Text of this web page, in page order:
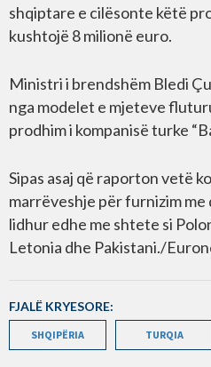
shqiptare e cilësonte këtë
kushtojë 8 milionë euro.
Ministri i brendshëm Bledi
nga modelet e mjeteve
prodhim i kompanisë turke
Sipas asaj që raporton vetë
marrëveshje për furnizim
lidhur edhe me shtete si
Letonia dhe Pakistani./
FJALË KRYESORE:
SHQIPËRIA TURQIA